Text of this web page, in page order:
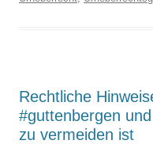
Rechtliche
#guttenbergen
zu vermeiden ist